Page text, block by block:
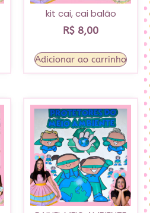
kit cai, cai balão
R$ 8,00
Adicionar ao carrinho